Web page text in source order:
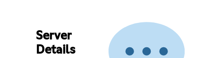
Server
Details